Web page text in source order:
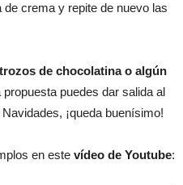
de crema y repite de nuevo las
trozos de chocolatina o algún
puedes dar salida al
¡queda buenísimo!
en este vídeo de Youtube: